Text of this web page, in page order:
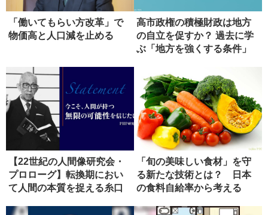
「働いてもらい方改革」で
物価高と人口減を止める
高市政権の積極財政は地方
の自立を促すか？ 過去に学
ぶ「地方を強くする条件」
【22世紀の人間像研究会・
プロローグ】転換期におい
て人間の本質を捉える糸口
「旬の美味しい食材」を守
る新たな技術とは？ 日本
の食料自給率から考える